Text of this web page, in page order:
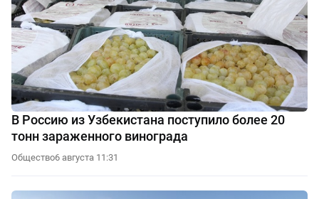
В Россию из Узбекистана поступило более 20
тонн зараженного винограда
Общество6 августа 11:31